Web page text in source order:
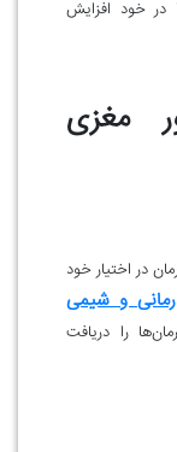
در خود افزایش
مغزی
در اختیار خود
و شیمی
را دریافت